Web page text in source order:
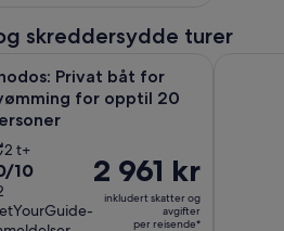
skreddersydde turer
Privat båt for
for opptil 20
Aktivitetens
varighet
2
2 t+
10
Prisen
er
2 961 kr
2 961 kr
inkludert skatter og
avgifter
per reisende*